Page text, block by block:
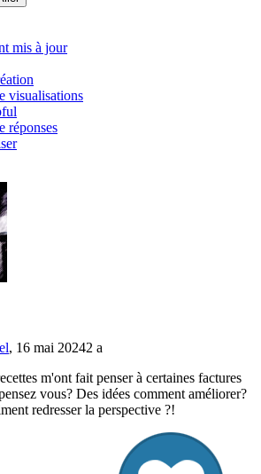
mis à jour
visualisations
réponses
, 16 mai 20242 a
m'ont fait penser à certaines factures
vous? Des idées comment améliorer?
redresser la perspective ?!